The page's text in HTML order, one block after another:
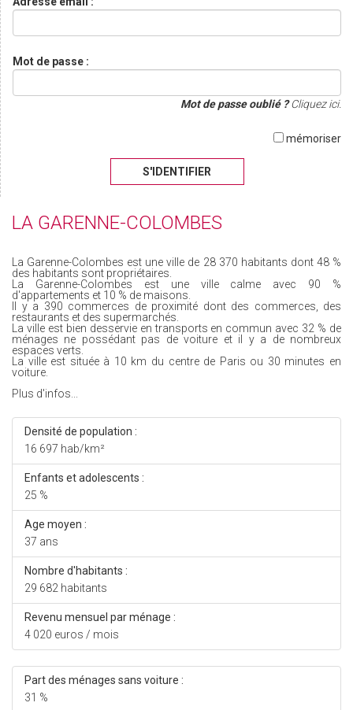
Mot de passe :
Mot de passe oublié ?Cliquez ici.
mémoriser
S'IDENTIFIER
LA GARENNE-COLOMBES
La Garenne-Colombes est une ville de 28 370 habitants dont 48 %
des habitants sont propriétaires.
La Garenne-Colombes est une ville calme avec 90 %
d'appartements et 10 % de maisons.
Il y a 390 commerces de proximité dont des commerces, des
restaurants et des supermarchés.
La ville est bien desservie en transports en commun avec 32 % de
ménages ne possédant pas de voiture et il y a de nombreux
espaces verts.
La ville est située à 10 km du centre de Paris ou 30 minutes en
voiture.
Plus d'infos...
Densité de population :
16 697 hab/km²
Enfants et adolescents :
25 %
Age moyen :
37 ans
Nombre d'habitants :
29 682 habitants
Revenu mensuel par ménage :
4 020 euros / mois
Part des ménages sans voiture :
31 %